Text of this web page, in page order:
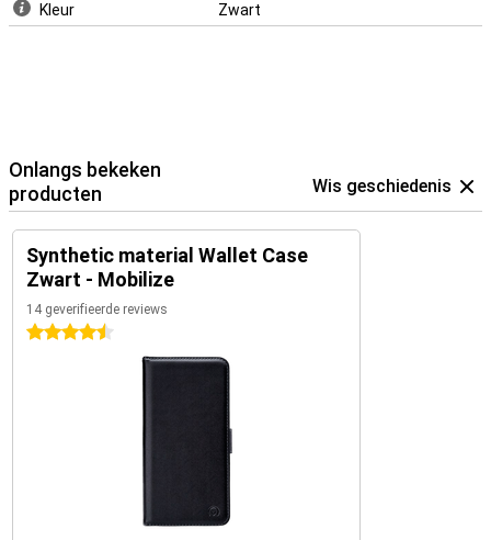
Kleur Zwart
Onlangs bekeken
producten
Wis geschiedenis
Synthetic material Wallet Case
Zwart - Mobilize
14 geverifieerde reviews
4.5 sterren